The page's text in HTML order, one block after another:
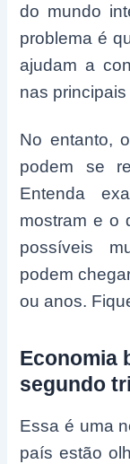
do mundo
problema é
ajudam a
nas
No entanto,
podem se
Entenda
mostram e o
possíveis
podem
ou anos.
Economia
segundo
Essa é uma
país estão